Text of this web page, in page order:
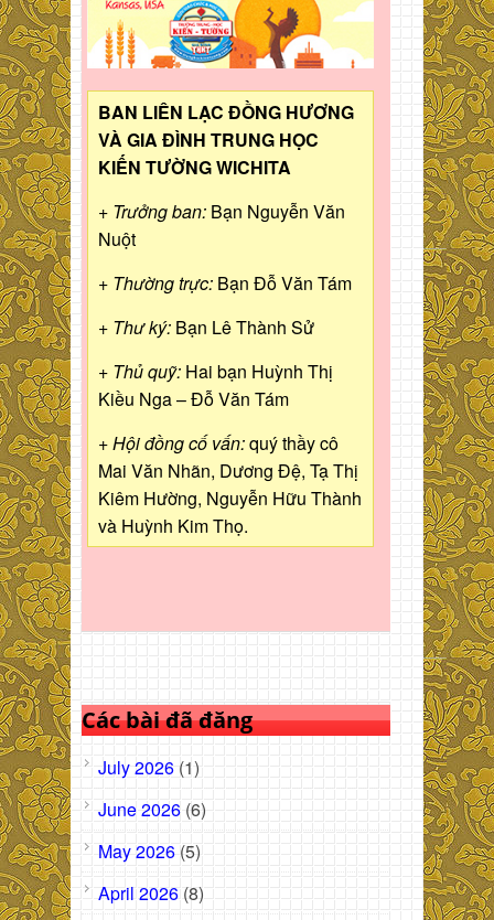
BAN LIÊN LẠC ĐỒNG HƯƠNG
VÀ GIA ĐÌNH TRUNG HỌC
KIẾN TƯỜNG WICHITA
+ Trưởng ban: Bạn Nguyễn Văn
Nuột
+ Thường trực: Bạn Đỗ Văn Tám
+ Thư ký: Bạn Lê Thành Sử
+ Thủ quỹ: Hai bạn Huỳnh Thị
Kiều Nga – Đỗ Văn Tám
+ Hội đồng cố vấn:quý thầy cô
Mai Văn Nhãn, Dương Đệ, Tạ Thị
Kiêm Hường, Nguyễn Hữu Thành
và Huỳnh Kim Thọ.
Các bài đã đăng
July 2026 (1)
June 2026 (6)
May 2026 (5)
April 2026 (8)